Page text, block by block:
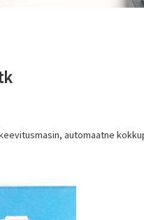
automaatne